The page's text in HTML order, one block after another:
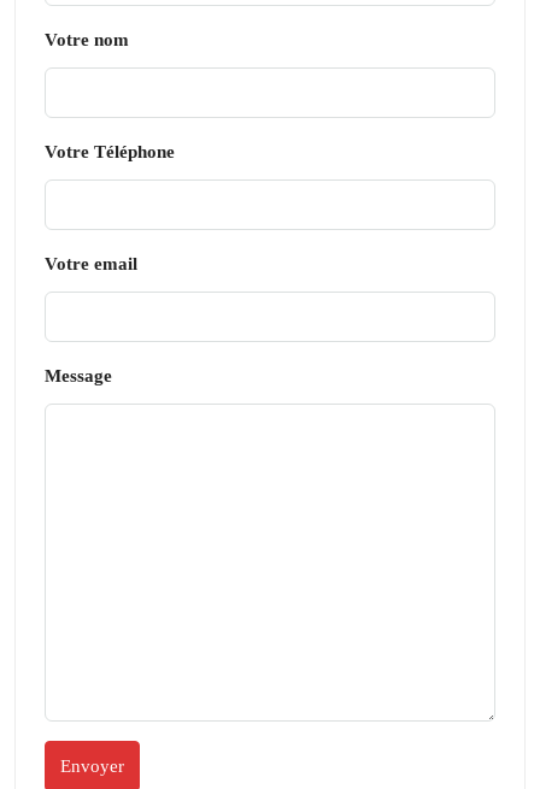
Votre nom
Votre Téléphone
Votre email
Message